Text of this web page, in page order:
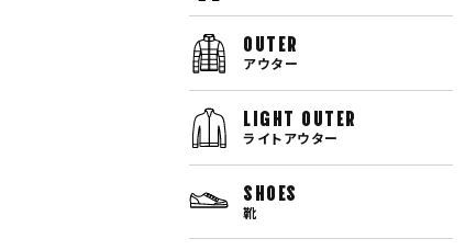
OUTER
アウター
LIGHT OUTER
ライトアウター
SHOES
靴